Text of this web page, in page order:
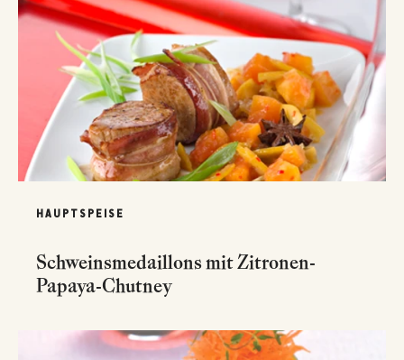
HAUPTSPEISE
Schweinsmedaillons mit Zitronen-
Papaya-Chutney